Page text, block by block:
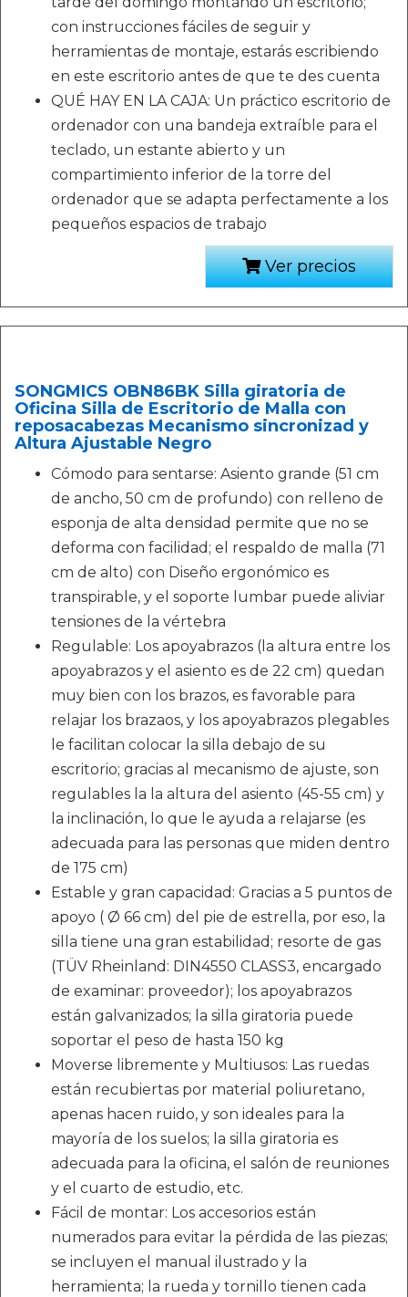
con instrucciones fáciles de seguir y
herramientas de montaje, estarás escribiendo
en este escritorio antes de que te des cuenta
QUÉ HAY EN LA CAJA: Un práctico escritorio de
ordenador con una bandeja extraíble para el
teclado, un estante abierto y un
compartimiento inferior de la torre del
ordenador que se adapta perfectamente a los
pequeños espacios de trabajo
Ver precios
SONGMICS OBN86BK Silla giratoria de
Oficina Silla de Escritorio de Malla con
reposacabezas Mecanismo sincronizad y
Altura Ajustable Negro
Cómodo para sentarse: Asiento grande (51 cm
de ancho, 50 cm de profundo) con relleno de
esponja de alta densidad permite que no se
deforma con facilidad; el respaldo de malla (71
cm de alto) con Diseño ergonómico es
transpirable, y el soporte lumbar puede aliviar
tensiones de la vértebra
Regulable: Los apoyabrazos (la altura entre los
apoyabrazos y el asiento es de 22 cm) quedan
muy bien con los brazos, es favorable para
relajar los brazaos, y los apoyabrazos plegables
le facilitan colocar la silla debajo de su
escritorio; gracias al mecanismo de ajuste, son
regulables la la altura del asiento (45-55 cm) y
la inclinación, lo que le ayuda a relajarse (es
adecuada para las personas que miden dentro
de 175 cm)
Estable y gran capacidad: Gracias a 5 puntos de
apoyo ( Ø 66 cm) del pie de estrella, por eso, la
silla tiene una gran estabilidad; resorte de gas
(TÜV Rheinland: DIN4550 CLASS3, encargado
de examinar: proveedor); los apoyabrazos
están galvanizados; la silla giratoria puede
soportar el peso de hasta 150 kg
Moverse libremente y Multiusos: Las ruedas
están recubiertas por material poliuretano,
apenas hacen ruido, y son ideales para la
mayoría de los suelos; la silla giratoria es
adecuada para la oficina, el salón de reuniones
y el cuarto de estudio, etc.
Fácil de montar: Los accesorios están
numerados para evitar la pérdida de las piezas;
se incluyen el manual ilustrado y la
herramienta; la rueda y tornillo tienen cada